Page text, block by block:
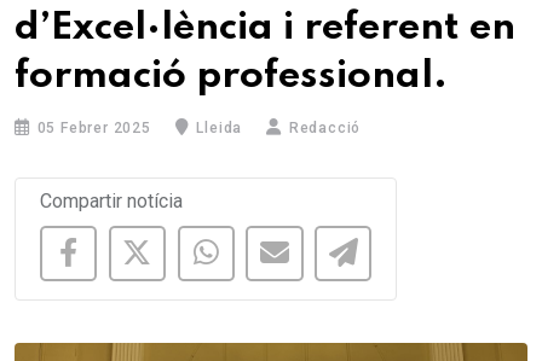
d’Excel·lència i referent en
formació professional.
05 Febrer 2025 Lleida Redacció
Compartir notícia